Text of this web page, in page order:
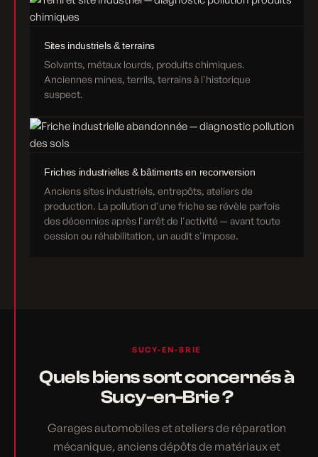
Sites industriels & terrains
Solvants, métaux lourds, produits chimiques.
Anciennes mines, terrils, terrains à l'historique
suspect.
Friches industrielles & bâtiments en reconversion
Anciens sites industriels, entrepôts, ateliers de
production. La pollution d'une friche se révèle parfois
des décennies après l'arrêt de l'activité — avant toute
cession ou réhabilitation, un audit s'impose.
SUCY-EN-BRIE
Quels biens sont concernés à
Sucy-en-Brie ?
Garages automobiles et ateliers de réparation
mécanique, anciens dépôts de matériaux et